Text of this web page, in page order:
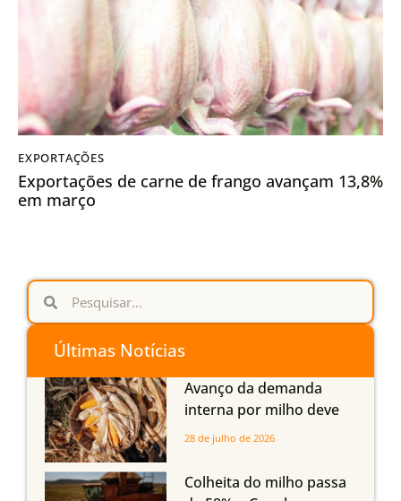
EXPORTAÇÕES
Exportações de carne de frango avançam 13,8%
em março
Últimas Notícias
Avanço da demanda
interna por milho deve
compensar aumento da
em Mato Grosso, aponta
Imea
28 de julho de 2026
Colheita do milho passa